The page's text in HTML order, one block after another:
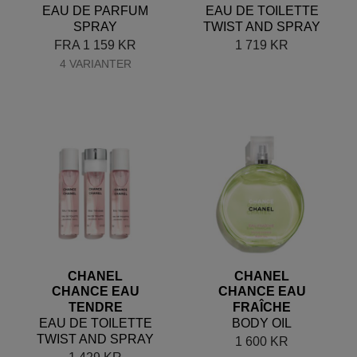
EAU DE PARFUM
SPRAY
FRA 1 159 KR
4 VARIANTER
EAU DE TOILETTE
TWIST AND SPRAY
1 719 KR
CHANEL
CHANCE EAU
TENDRE
EAU DE TOILETTE
TWIST AND SPRAY
CHANEL
CHANCE EAU
FRAÎCHE
BODY OIL
1 600 KR